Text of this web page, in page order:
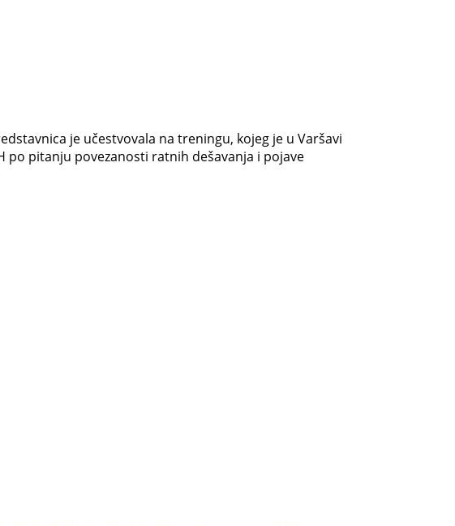
je učestvovala na treningu, kojeg je u Varšavi
po pitanju povezanosti ratnih dešavanja i pojave